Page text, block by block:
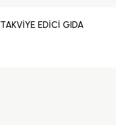
EDİCİ GIDA